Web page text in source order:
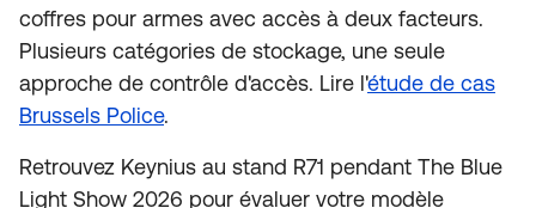
coffres pour armes avec accès à deux facteurs.
Plusieurs catégories de stockage, une seule
approche de contrôle d'accès. Lire l'étude de cas
Brussels Police.
Retrouvez Keynius au stand R71 pendant The Blue
Light Show 2026 pour évaluer votre modèle